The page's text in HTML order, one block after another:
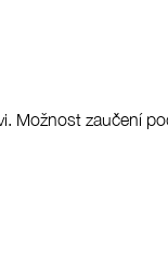
zaučení